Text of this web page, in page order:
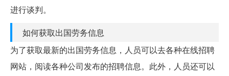
进行谈判。
如何获取出国劳务信息
为了获取最新的出国劳务信息，人员可以去各种在线招聘
网站，阅读各种公司发布的招聘信息。此外，人员还可以